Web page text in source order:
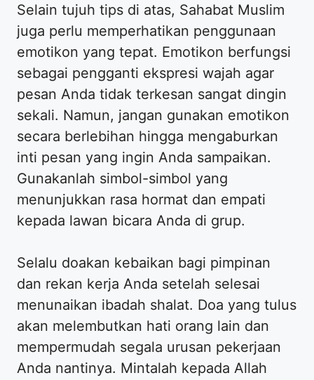
Selain tujuh tips di atas, Sahabat Muslim
juga perlu memperhatikan penggunaan
emotikon yang tepat. Emotikon berfungsi
sebagai pengganti ekspresi wajah agar
pesan Anda tidak terkesan sangat dingin
sekali. Namun, jangan gunakan emotikon
secara berlebihan hingga mengaburkan
inti pesan yang ingin Anda sampaikan.
Gunakanlah simbol-simbol yang
menunjukkan rasa hormat dan empati
kepada lawan bicara Anda di grup.
Selalu doakan kebaikan bagi pimpinan
dan rekan kerja Anda setelah selesai
menunaikan ibadah shalat. Doa yang tulus
akan melembutkan hati orang lain dan
mempermudah segala urusan pekerjaan
Anda nantinya. Mintalah kepada Allah